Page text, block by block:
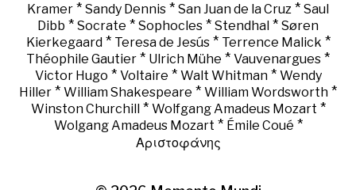
Kramer * Sandy Dennis * San Juan de la Cruz * Saul
Dibb * Socrate * Sophocles * Stendhal * Søren
Kierkegaard* Teresa de Jesús* Terrence Malick *
Théophile Gautier * Ulrich Mühe * Vauvenargues *
Victor Hugo * Voltaire * Walt Whitman* Wendy
Hiller * William Shakespeare * William Wordsworth *
Winston Churchill * Wolfgang Amadeus Mozart *
Wolgang Amadeus Mozart * Émile Coué *
Αριστοφάνης